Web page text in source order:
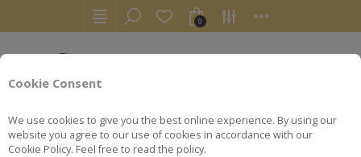
Cookie Consent
We use cookies to give you the best online experience. By using our
website you agree to our use of cookies in accordance with our
Cookie Policy. Feel free to read the policy.
0